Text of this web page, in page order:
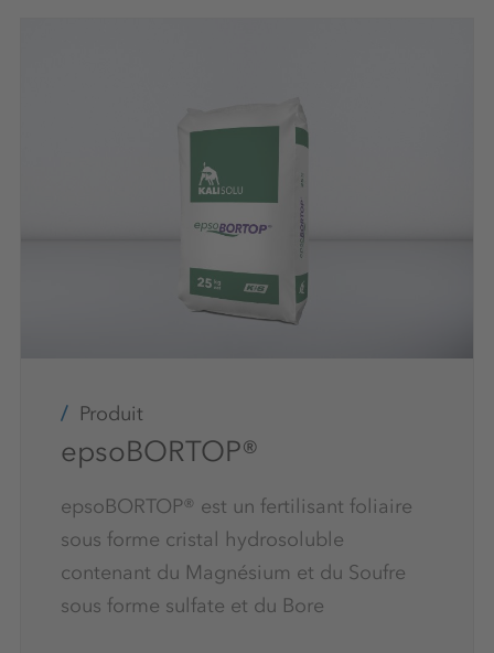
Produit
epsoBORTOP®
epsoBORTOP® est un fertilisant foliaire
sous forme cristal hydrosoluble
contenant du Magnésium et du Soufre
sous forme sulfate et du Bore